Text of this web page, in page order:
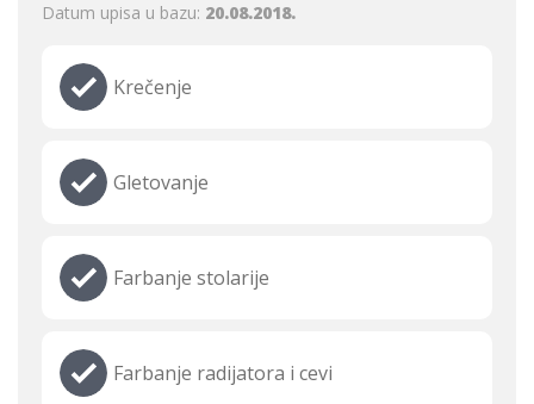
Datum upisa u bazu: 20.08.2018.
Krečenje
Gletovanje
Farbanje stolarije
Farbanje radijatora i cevi